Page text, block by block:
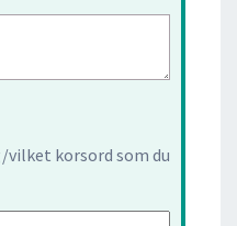
korsord som du